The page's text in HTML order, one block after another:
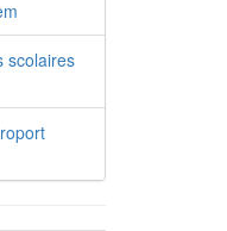
scolaires